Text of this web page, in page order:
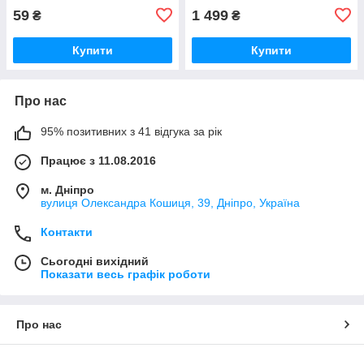
59 ₴
Купити
1 499 ₴
Купити
Про нас
95% позитивних з 41 відгука за рік
Працює з 11.08.2016
м. Дніпро
вулиця Олександра Кошиця, 39, Дніпро, Україна
Контакти
Сьогодні вихідний
Показати весь графік роботи
Про нас